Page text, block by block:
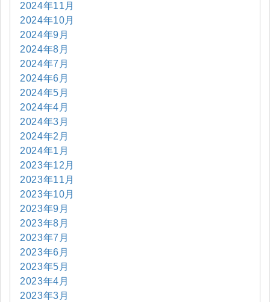
2024年11月
2024年10月
2024年9月
2024年8月
2024年7月
2024年6月
2024年5月
2024年4月
2024年3月
2024年2月
2024年1月
2023年12月
2023年11月
2023年10月
2023年9月
2023年8月
2023年7月
2023年6月
2023年5月
2023年4月
2023年3月